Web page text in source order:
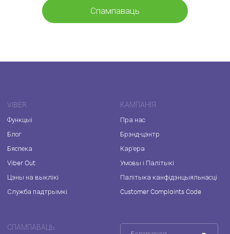
Спампаваць
VIBER
Функцыі
Блог
Бяспека
Viber Out
Цэны на выклікі
Служба падтрымкі
КАМПАНІЯ
Пра нас
Брэнд-цэнтр
Кар'ера
Умовы і Палітыкі
Палітыка канфідэнцыяльнасці
Customer Complaints Code
СПАМПАВАЦЬ